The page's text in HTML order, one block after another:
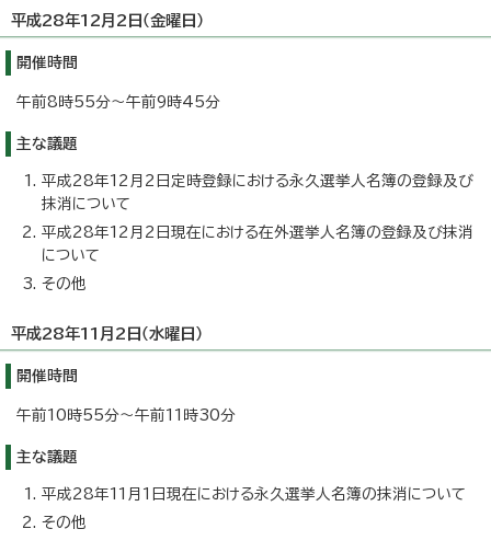
平成28年12月2日（金曜日）
開催時間
午前8時55分～午前9時45分
主な議題
平成28年12月2日定時登録における永久選挙人名簿の登録及び
抹消について
平成28年12月2日現在における在外選挙人名簿の登録及び抹消
について
その他
平成28年11月2日（水曜日）
開催時間
午前10時55分～午前11時30分
主な議題
平成28年11月1日現在における永久選挙人名簿の抹消について
その他